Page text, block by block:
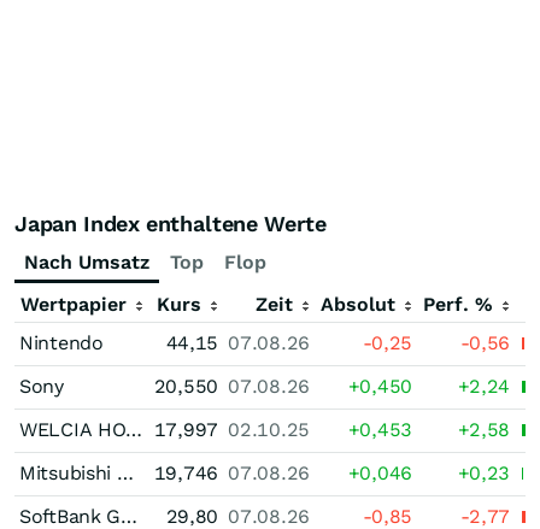
Japan Index enthaltene Werte
Nach Umsatz Top
Flop
Wertpapier
Kurs Zeit Absolut
Perf. %
Nintendo
44,15 07.08.26 -0,25
-0,56
Sony
20,550 07.08.26 +0,450
+2,24
WELCIA HOLDINGS
17,997 02.10.25 +0,453
+2,58
Mitsubishi UFJ Financial Group
19,746 07.08.26 +0,046
+0,23
SoftBank Group
29,80 07.08.26 -0,85
-2,77